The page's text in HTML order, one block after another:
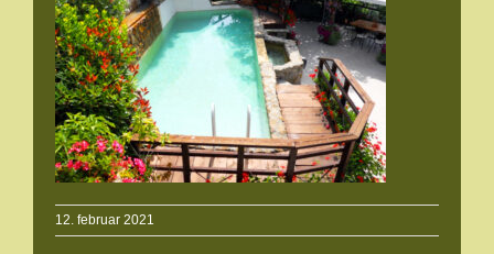
12. februar 2021